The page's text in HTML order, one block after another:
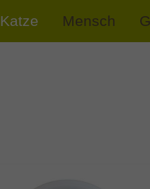
Katze Mensch